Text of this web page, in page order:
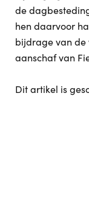
de
hen daarvoor
bijdrage van de
aanschaf van
Dit artikel is